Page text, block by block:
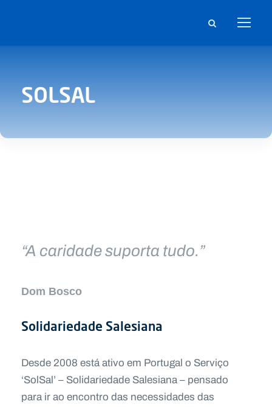
SOLSAL
“A caridade suporta tudo.”
Dom Bosco
Solidariedade Salesiana
Desde 2008 está ativo em Portugal o Serviço
‘SolSal’ – Solidariedade Salesiana – pensado
para ir ao encontro das necessidades das